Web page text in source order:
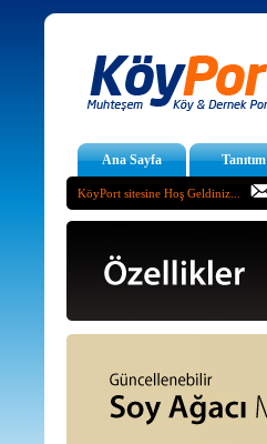
Ana Sayfa Tanıtım
KöyPort sitesine Hoş Geldiniz...